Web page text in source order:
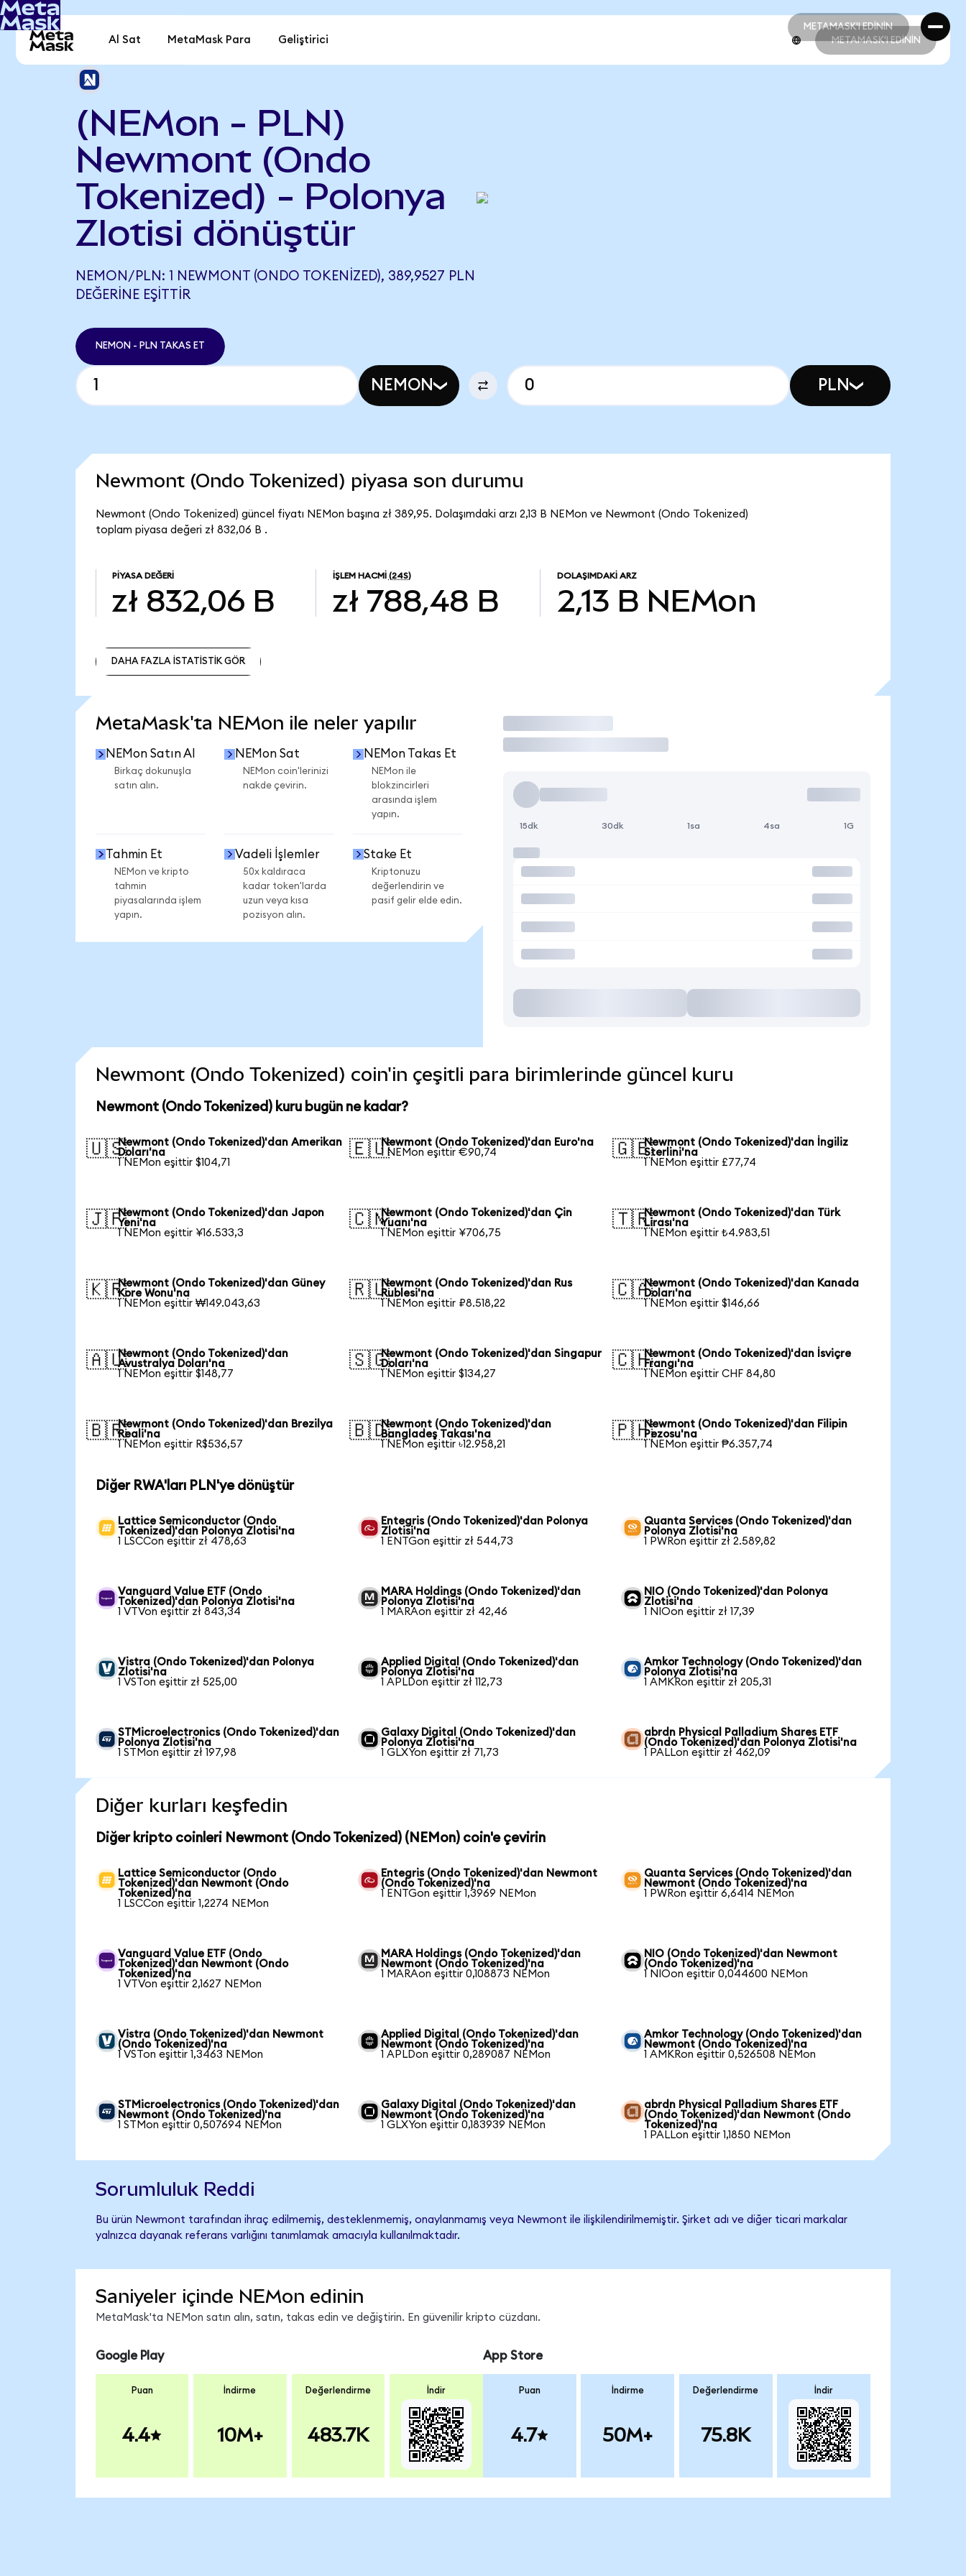
METAMASK'I EDİNİN
METAMASK'I EDİNİN
Al Sat MetaMask Para Geliştirici METAMASK'I EDİNİN
(NEMon - PLN)
Newmont (Ondo
Tokenized) - Polonya
Zlotisi dönüştür
NEMON/PLN: 1 NEWMONT (ONDO TOKENIZED), 389,9527 PLN
DEĞERINE EŞITTIR
NEMON - PLN TAKAS ET
NEMON PLN
Newmont (Ondo Tokenized) piyasa son durumu
Newmont (Ondo Tokenized) güncel fiyatı NEMon başına zł 389,95. Dolaşımdaki arzı 2,13 B NEMon ve Newmont (Ondo Tokenized)
toplam piyasa değeri zł 832,06 B .
PIYASA DEĞERI
zł 832,06 B
İŞLEM HACMI (24S)
zł 788,48 B
DOLAŞIMDAKI ARZ
2,13 B NEMon
DAHA FAZLA İSTATİSTİK GÖR
MetaMask'ta NEMon ile neler yapılır
NEMon Satın Al
Birkaç dokunuşla
satın alın.
NEMon Sat
NEMon coin'lerinizi
nakde çevirin.
NEMon Takas Et
NEMon ile
blokzincirleri
arasında işlem
yapın.
Tahmin Et
NEMon ve kripto
tahmin
piyasalarında işlem
yapın.
Vadeli İşlemler
50x kaldıraca
kadar token'larda
uzun veya kısa
pozisyon alın.
Stake Et
Kriptonuzu
değerlendirin ve
pasif gelir elde edin.
İşlem Yap
15dk 30dk 1sa 4sa 1G
Newmont (Ondo Tokenized) coin'in çeşitli para birimlerinde güncel kuru
Newmont (Ondo Tokenized) kuru bugün ne kadar?
🇺🇸Newmont (Ondo Tokenized)'dan Amerikan
Doları'na
1 NEMon eşittir $104,71
🇪🇺Newmont (Ondo Tokenized)'dan Euro'na
1 NEMon eşittir €90,74
🇬🇧Newmont (Ondo Tokenized)'dan İngiliz
Sterlini'na
1 NEMon eşittir £77,74
🇯🇵Newmont (Ondo Tokenized)'dan Japon
Yeni'na
1 NEMon eşittir ¥16.533,3
🇨🇳Newmont (Ondo Tokenized)'dan Çin
Yuanı'na
1 NEMon eşittir ¥706,75
🇹🇷Newmont (Ondo Tokenized)'dan Türk
Lirası'na
1 NEMon eşittir ₺4.983,51
🇰🇷Newmont (Ondo Tokenized)'dan Güney
Kore Wonu'na
1 NEMon eşittir ₩149.043,63
🇷🇺Newmont (Ondo Tokenized)'dan Rus
Rublesi'na
1 NEMon eşittir ₽8.518,22
🇨🇦Newmont (Ondo Tokenized)'dan Kanada
Doları'na
1 NEMon eşittir $146,66
🇦🇺Newmont (Ondo Tokenized)'dan
Avustralya Doları'na
1 NEMon eşittir $148,77
🇸🇬Newmont (Ondo Tokenized)'dan Singapur
Doları'na
1 NEMon eşittir $134,27
🇨🇭Newmont (Ondo Tokenized)'dan İsviçre
Frangı'na
1 NEMon eşittir CHF 84,80
🇧🇷Newmont (Ondo Tokenized)'dan Brezilya
Reali'na
1 NEMon eşittir R$536,57
🇧🇩Newmont (Ondo Tokenized)'dan
Bangladeş Takası'na
1 NEMon eşittir ৳12.958,21
🇵🇭Newmont (Ondo Tokenized)'dan Filipin
Pezosu'na
1 NEMon eşittir ₱6.357,74
Diğer RWA'ları PLN'ye dönüştür
Lattice Semiconductor (Ondo
Tokenized)'dan Polonya Zlotisi'na
1 LSCCon eşittir zł 478,63
Entegris (Ondo Tokenized)'dan Polonya
Zlotisi'na
1 ENTGon eşittir zł 544,73
Quanta Services (Ondo Tokenized)'dan
Polonya Zlotisi'na
1 PWRon eşittir zł 2.589,82
Vanguard Value ETF (Ondo
Tokenized)'dan Polonya Zlotisi'na
1 VTVon eşittir zł 843,34
MARA Holdings (Ondo Tokenized)'dan
Polonya Zlotisi'na
1 MARAon eşittir zł 42,46
NIO (Ondo Tokenized)'dan Polonya
Zlotisi'na
1 NIOon eşittir zł 17,39
Vistra (Ondo Tokenized)'dan Polonya
Zlotisi'na
1 VSTon eşittir zł 525,00
Applied Digital (Ondo Tokenized)'dan
Polonya Zlotisi'na
1 APLDon eşittir zł 112,73
Amkor Technology (Ondo Tokenized)'dan
Polonya Zlotisi'na
1 AMKRon eşittir zł 205,31
STMicroelectronics (Ondo Tokenized)'dan
Polonya Zlotisi'na
1 STMon eşittir zł 197,98
Galaxy Digital (Ondo Tokenized)'dan
Polonya Zlotisi'na
1 GLXYon eşittir zł 71,73
abrdn Physical Palladium Shares ETF
(Ondo Tokenized)'dan Polonya Zlotisi'na
1 PALLon eşittir zł 462,09
Diğer kurları keşfedin
Diğer kripto coinleri Newmont (Ondo Tokenized) (NEMon) coin'e çevirin
Lattice Semiconductor (Ondo
Tokenized)'dan Newmont (Ondo
Tokenized)'na
1 LSCCon eşittir 1,2274 NEMon
Entegris (Ondo Tokenized)'dan Newmont
(Ondo Tokenized)'na
1 ENTGon eşittir 1,3969 NEMon
Quanta Services (Ondo Tokenized)'dan
Newmont (Ondo Tokenized)'na
1 PWRon eşittir 6,6414 NEMon
Vanguard Value ETF (Ondo
Tokenized)'dan Newmont (Ondo
Tokenized)'na
1 VTVon eşittir 2,1627 NEMon
MARA Holdings (Ondo Tokenized)'dan
Newmont (Ondo Tokenized)'na
1 MARAon eşittir 0,108873 NEMon
NIO (Ondo Tokenized)'dan Newmont
(Ondo Tokenized)'na
1 NIOon eşittir 0,044600 NEMon
Vistra (Ondo Tokenized)'dan Newmont
(Ondo Tokenized)'na
1 VSTon eşittir 1,3463 NEMon
Applied Digital (Ondo Tokenized)'dan
Newmont (Ondo Tokenized)'na
1 APLDon eşittir 0,289087 NEMon
Amkor Technology (Ondo Tokenized)'dan
Newmont (Ondo Tokenized)'na
1 AMKRon eşittir 0,526508 NEMon
STMicroelectronics (Ondo Tokenized)'dan
Newmont (Ondo Tokenized)'na
1 STMon eşittir 0,507694 NEMon
Galaxy Digital (Ondo Tokenized)'dan
Newmont (Ondo Tokenized)'na
1 GLXYon eşittir 0,183939 NEMon
abrdn Physical Palladium Shares ETF
(Ondo Tokenized)'dan Newmont (Ondo
Tokenized)'na
1 PALLon eşittir 1,1850 NEMon
Sorumluluk Reddi
Bu ürün Newmont tarafından ihraç edilmemiş, desteklenmemiş, onaylanmamış veya Newmont ile ilişkilendirilmemiştir. Şirket adı ve diğer ticari markalar
yalnızca dayanak referans varlığını tanımlamak amacıyla kullanılmaktadır.
Saniyeler içinde NEMon edinin
MetaMask'ta NEMon satın alın, satın, takas edin ve değiştirin. En güvenilir kripto cüzdanı.
Google Play
Puan
4.4
İndirme
10M+
Değerlendirme
483.7K
İndir
App Store
Puan
4.7
İndirme
50M+
Değerlendirme
75.8K
İndir